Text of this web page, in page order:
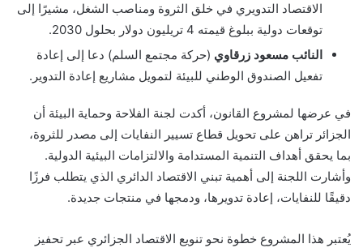
الاقتصاد التدويري في خلق الثروة ومناصب الشغل، مشيرًا إلى
توقعات دولية ببلوغ قيمته 4 تريليون دولار بحلول 2030.
النائب مسعود زرقاوي (حركة مجتمع السلم) دعا إلى إعادة
تفعيل الصندوق الوطني للبيئة لتمويل مشاريع إعادة التدوير.
في عرضها لمشروع القانون، أكدت لجنة الفلاحة وحماية البيئة أن
الجزائر تراهن على تحويل قطاع تسيير النفايات إلى مصدر للثروة،
بما يحقق أهداف التنمية المستدامة والالتزامات البيئية الدولية.
وأشارت اللجنة إلى أهمية تبني الاقتصاد الدائري الذي يتطلب فرزًا
دقيقًا للنفايات، إعادة تدويرها، ودمجها في منتجات جديدة.
يُعتبر هذا المشروع خطوة نحو تنويع الاقتصاد الجزائري عبر تحفيز